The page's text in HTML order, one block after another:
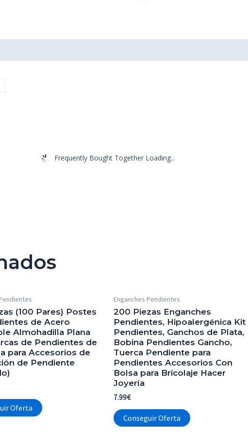
Frequently Bought Together Loading...
(100 Pares) Postes
de Acero
Almohadilla Plana
de Pendientes de
para Accesorios de
de Pendiente
Oferta
Enganches Pendientes
200 Piezas Enganches
Pendientes, Hipoalergénica Kit
Pendientes, Ganchos de Plata,
Bobina Pendientes Gancho,
Tuerca Pendiente para
Pendientes Accesorios Con
Bolsa para Bricolaje Hacer
Joyería
7.99€
Conseguir Oferta